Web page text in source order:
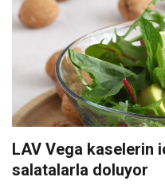
LAV Vega kaselerin
salatalarla doluyor